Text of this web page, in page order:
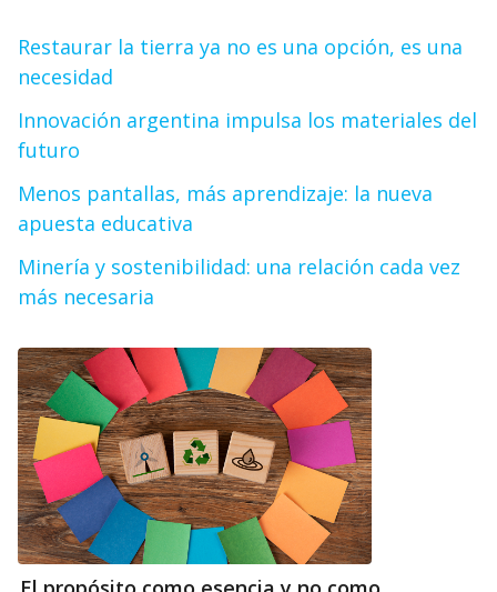
Restaurar la tierra ya no es una opción, es una
necesidad
Innovación argentina impulsa los materiales del
futuro
Menos pantallas, más aprendizaje: la nueva
apuesta educativa
Minería y sostenibilidad: una relación cada vez
más necesaria